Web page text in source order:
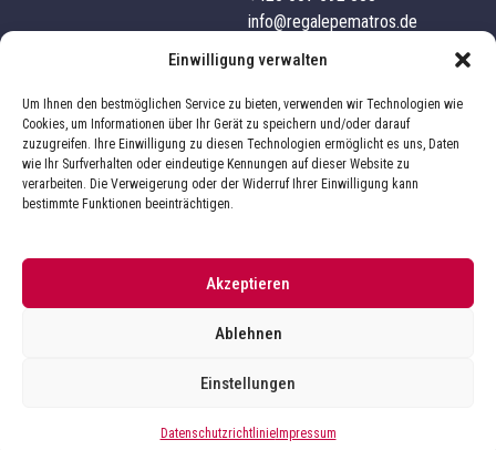
Einwilligung verwalten
Um Ihnen den bestmöglichen Service zu bieten, verwenden wir Technologien wie
Cookies, um Informationen über Ihr Gerät zu speichern und/oder darauf
zuzugreifen. Ihre Einwilligung zu diesen Technologien ermöglicht es uns, Daten
wie Ihr Surfverhalten oder eindeutige Kennungen auf dieser Website zu
verarbeiten. Die Verweigerung oder der Widerruf Ihrer Einwilligung kann
bestimmte Funktionen beeinträchtigen.
Akzeptieren
Ablehnen
Einstellungen
DatenschutzrichtlinieImpressum
info@regalepematros.de
Unternehmensdetails
Pematros s.r.o.
IČO: 03827101
332 04, Nezvěstice, 241
Impressum
Kundenservice
Kontakte
Versand und Zahlung
Über uns
Geschäftsbedingungen
Sie befinden sich im Online-ShopPematrosregale.de